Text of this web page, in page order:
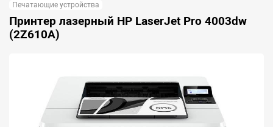
Устройство:
Печатающие устройства
Принтер лазерный HP LaserJet Pro 4003dw
(2Z610A)